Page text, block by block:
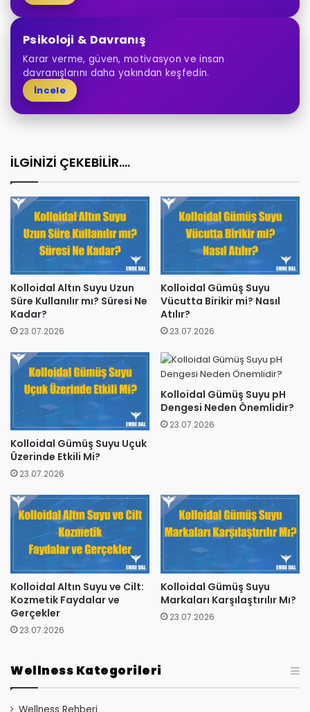
Psikoloji & Davranış
Karar verme, güven, motivasyon ve insan
davranışlarını daha yakından keşfedin.
İncele
İLGİNİZİ ÇEKEBİLİR....
Kolloidal Altın Suyu Uzun
Süre Kullanılır mı? Süresi Ne
Kadar?
23.07.2026
Kolloidal Gümüş Suyu
Vücutta Birikir mi? Nasıl
Atılır?
23.07.2026
Kolloidal Gümüş Suyu Uçuk
Üzerinde Etkili Mi?
23.07.2026
Kolloidal Gümüş Suyu pH
Dengesi Neden Önemlidir?
23.07.2026
Kolloidal Altın Suyu ve Cilt:
Kozmetik Faydalar ve
Gerçekler
23.07.2026
Kolloidal Gümüş Suyu
Markaları Karşılaştırılır Mı?
23.07.2026
Wellness Kategorileri